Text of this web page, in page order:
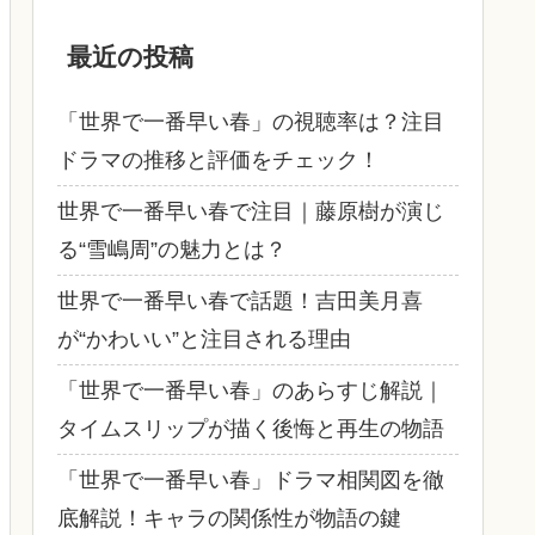
最近の投稿
「世界で一番早い春」の視聴率は？注目
ドラマの推移と評価をチェック！
世界で一番早い春で注目｜藤原樹が演じ
る“雪嶋周”の魅力とは？
世界で一番早い春で話題！吉田美月喜
が“かわいい”と注目される理由
「世界で一番早い春」のあらすじ解説｜
タイムスリップが描く後悔と再生の物語
「世界で一番早い春」ドラマ相関図を徹
底解説！キャラの関係性が物語の鍵